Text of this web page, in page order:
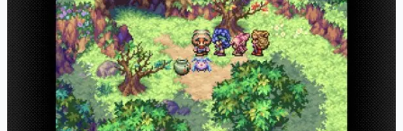
その他
電ファミニコゲーマーとは？
運営：株式会社マレ